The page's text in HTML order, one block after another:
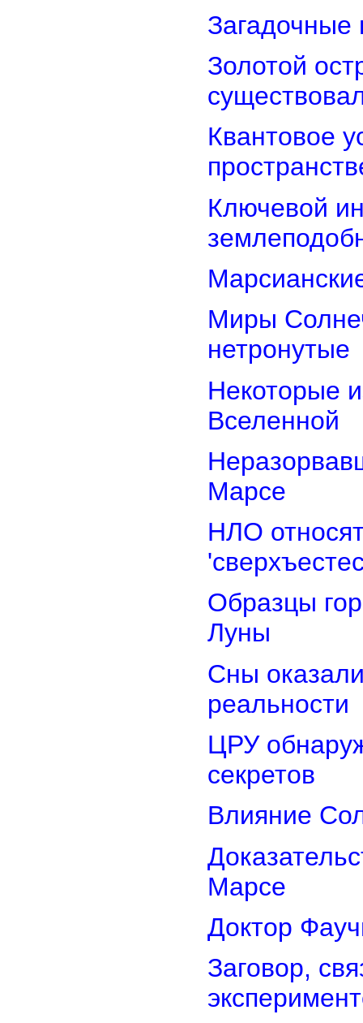
Загадочные
Золотой
Квантовое
Ключевой
Миры
нетронутые
Некоторые
Вселенной
Марсе
НЛО
Образцы
Луны
Сны
реальности
ЦРУ
секретов
Влияние
Марсе
Доктор
Заговор,